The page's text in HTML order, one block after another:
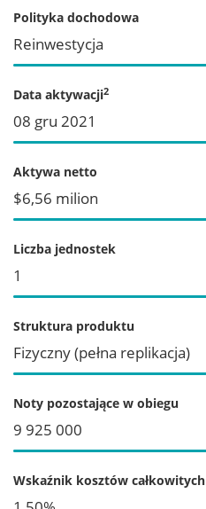
Polityka dochodowa
Reinwestycja
Data aktywacji2
08 gru 2021
Aktywa netto
$6,56 milion
Liczba jednostek
1
Struktura produktu
Fizyczny (pełna replikacja)
Noty pozostające w obiegu
9 925 000
Wskaźnik kosztów całkowitych